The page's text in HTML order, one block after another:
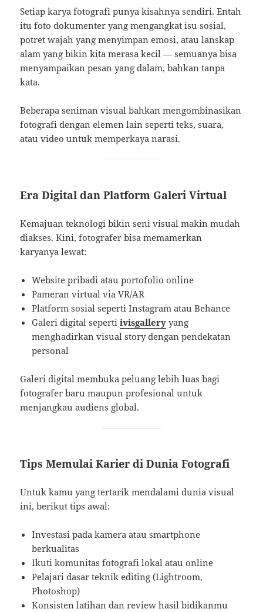
Setiap karya fotografi punya kisahnya sendiri. Entah
itu foto dokumenter yang mengangkat isu sosial,
potret wajah yang menyimpan emosi, atau lanskap
alam yang bikin kita merasa kecil — semuanya bisa
menyampaikan pesan yang dalam, bahkan tanpa
kata.
Beberapa seniman visual bahkan mengombinasikan
fotografi dengan elemen lain seperti teks, suara,
atau video untuk memperkaya narasi.
Era Digital dan Platform Galeri Virtual
Kemajuan teknologi bikin seni visual makin mudah
diakses. Kini, fotografer bisa memamerkan
karyanya lewat:
Website pribadi atau portofolio online
Pameran virtual via VR/AR
Platform sosial seperti Instagram atau Behance
Galeri digital sepertiivisgallery yang
menghadirkan visual story dengan pendekatan
personal
Galeri digital membuka peluang lebih luas bagi
fotografer baru maupun profesional untuk
menjangkau audiens global.
Tips Memulai Karier di Dunia Fotografi
Untuk kamu yang tertarik mendalami dunia visual
ini, berikut tips awal:
Investasi pada kamera atau smartphone
berkualitas
Ikuti komunitas fotografi lokal atau online
Pelajari dasar teknik editing (Lightroom,
Photoshop)
Konsisten latihan dan review hasil bidikanmu